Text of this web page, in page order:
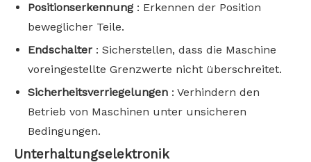
Positionserkennung : Erkennen der Position
beweglicher Teile.
Endschalter : Sicherstellen, dass die Maschine
voreingestellte Grenzwerte nicht überschreitet.
Sicherheitsverriegelungen : Verhindern den
Betrieb von Maschinen unter unsicheren
Bedingungen.
Unterhaltungselektronik